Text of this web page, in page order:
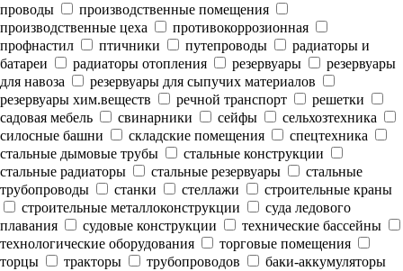
проводы
производственные помещения
производственные цеха
противокоррозионная
профнастил
птичники путепроводы
радиаторы и
батареи
радиаторы отопления резервуары
резервуары
для навоза
резервуары для сыпучих материалов
резервуары хим.веществ
речной транспорт
решетки
садовая мебель
свинарники сейфы
сельхозтехника
силосные башни
складские помещения
спецтехника
стальные дымовые трубы
стальные конструкции
стальные радиаторы
стальные резервуары
стальные
трубопроводы
станки стеллажи
строительные краны
строительные металлоконструкции
суда ледового
плавания
судовые конструкции
технические бассейны
технологические оборудования
торговые помещения
торцы
тракторы трубопроводов
баки-аккумуляторы